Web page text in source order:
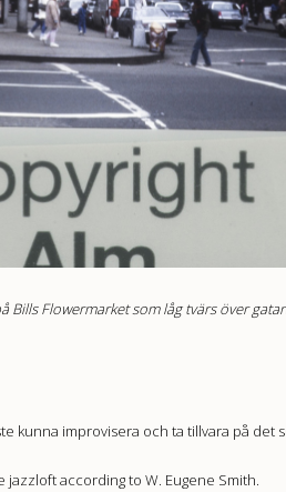
Bills Flowermarket som låg tvärs över
kunna improvisera och ta tillvara på
according to W. Eugene Smith.